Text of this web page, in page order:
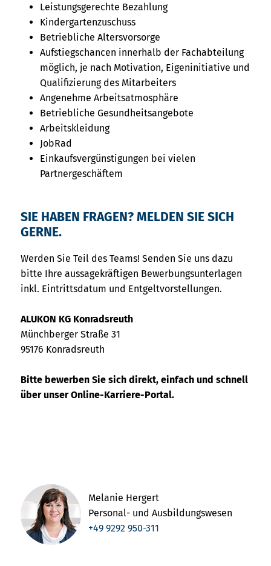
Leistungsgerechte Bezahlung
Kindergartenzuschuss
Betriebliche Altersvorsorge
Aufstiegschancen innerhalb der Fachabteilung
möglich, je nach Motivation, Eigeninitiative und
Qualifizierung des Mitarbeiters
Angenehme Arbeitsatmosphäre
Betriebliche Gesundheitsangebote
Arbeitskleidung
JobRad
Einkaufsvergünstigungen bei vielen
Partnergeschäftem
SIE HABEN FRAGEN? MELDEN SIE SICH
GERNE.
Werden Sie Teil des Teams! Senden Sie uns dazu
bitte Ihre aussagekräftigen Bewerbungsunterlagen
inkl. Eintrittsdatum und Entgeltvorstellungen.
ALUKON KG Konradsreuth
Münchberger Straße 31
95176 Konradsreuth
Bitte bewerben Sie sich direkt, einfach und schnell
über unser Online-Karriere-Portal.
Melanie Hergert
Personal- und Ausbildungswesen
+49 9292 950-311